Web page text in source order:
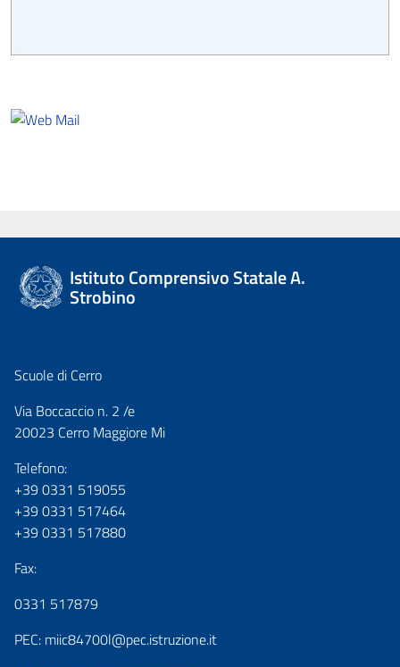
Istituto Comprensivo Statale A.
Strobino
Scuole di Cerro
Via Boccaccio n. 2 /e
20023 Cerro Maggiore Mi
Telefono:
+39 0331 519055
+39 0331 517464
+39 0331 517880
Fax:
0331 517879
PEC: miic84700l@pec.istruzione.it